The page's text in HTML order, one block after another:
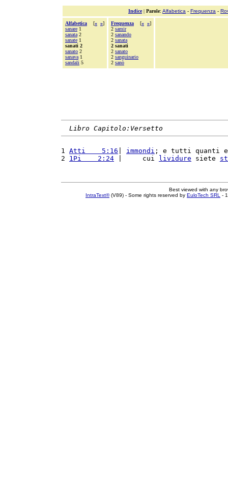
Indice| Parole: Alfabetica - Frequenza -
Alfabetica [« »]
sanare 1
sanata 2
sanate 1
sanati 2
sanato 2
sanava 1
sandali 5
Frequenza [« »]
2 samir
2 sanando
2 sanata
2 sanati
2 sanato
2 sanguinario
2 sanò
Libro Capitolo:Versetto
1 Atti    5:16 immondi ; e tutti quanti
2 1Pi    2:24 |     cui lividure siete
Best viewed with any
IntraText®(V89) - Some rights reserved by EuloTech SRL -